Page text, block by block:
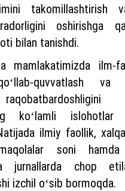
takomillashtirish
oshirishga
bilan tanishdi.
mamlakatimizda ilm-
quvvatlash va
koʻlamli islohotlar
ilmiy faollik,
soni
jurnallarda chop
izchil oʻsib bormoqda.